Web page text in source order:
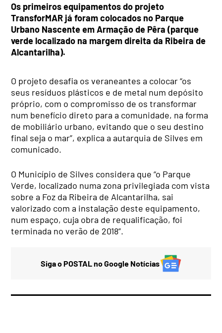
Os primeiros equipamentos do projeto
TransforMAR já foram colocados no Parque
Urbano Nascente em Armação de Pêra (parque
verde localizado na margem direita da Ribeira de
Alcantarilha).
O projeto desafia os veraneantes a colocar “os
seus resíduos plásticos e de metal num depósito
próprio, com o compromisso de os transformar
num benefício direto para a comunidade, na forma
de mobiliário urbano, evitando que o seu destino
final seja o mar”, explica a autarquia de Silves em
comunicado.
O Município de Silves considera que “o Parque
Verde, localizado numa zona privilegiada com vista
sobre a Foz da Ribeira de Alcantarilha, sai
valorizado com a instalação deste equipamento,
num espaço, cuja obra de requalificação, foi
terminada no verão de 2018”.
Siga o POSTAL no Google Notícias